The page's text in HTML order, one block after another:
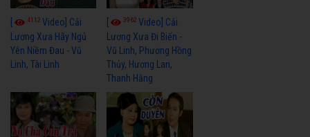
4112 Video] Cải
Lương Xưa Hãy Ngủ
Yên Niềm Đau - Vũ
Linh, Tài Linh
3962Video] Cải
Lương Xưa Đi Biển -
Vũ Linh, Phương Hồng
Thủy, Hương Lan,
Thanh Hằng